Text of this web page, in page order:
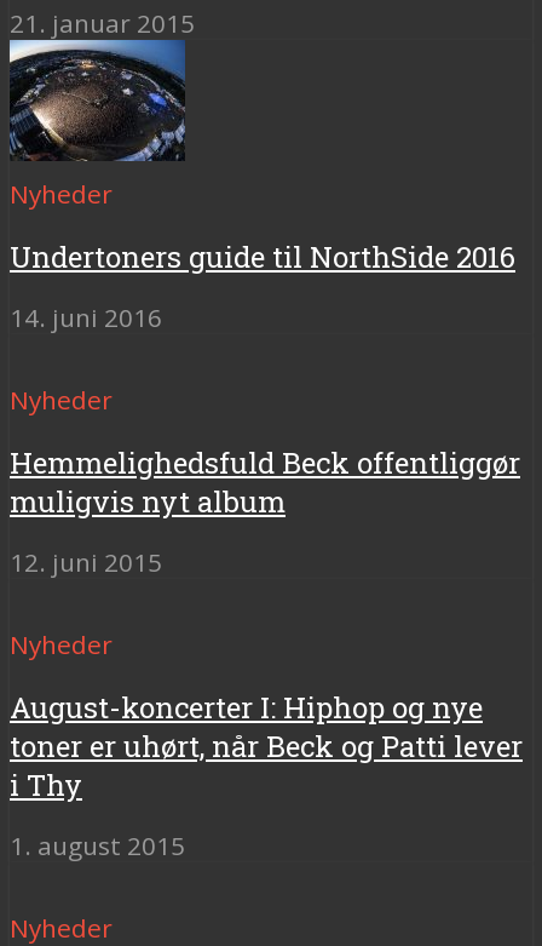
21. januar 2015
Nyheder
Undertoners guide til NorthSide 2016
14. juni 2016
Nyheder
Hemmelighedsfuld Beck offentliggør
muligvis nyt album
12. juni 2015
Nyheder
August-koncerter I: Hiphop og nye
toner er uhørt, når Beck og Patti lever
i Thy
1. august 2015
Nyheder